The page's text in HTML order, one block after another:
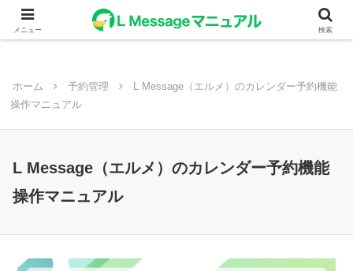
ホーム 予約管理
L Message（エルメ）のカレンダー予約機能
操作マニュアル
L Message（エルメ）のカレンダー予約機能
操作マニュアル
メニュー 検索